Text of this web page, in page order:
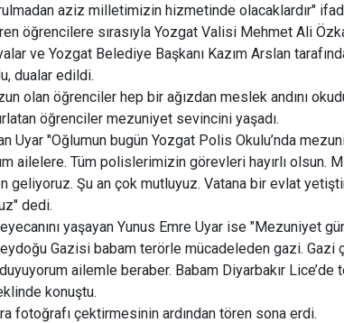
aziz milletimizin hizmetinde olacaklardır"
öğrencilere sırasıyla Yozgat Valisi Mehmet Ali
ve Yozgat Belediye Başkanı Kazım Arslan
dualar edildi.
olan öğrenciler hep bir ağızdan meslek andını
öğrenciler mezuniyet sevincini yaşadı.
Uyar "Oğlumun bugün Yozgat Polis Okulu’nda
ailelere. Tüm polislerimizin görevleri hayırlı olsun.
geliyoruz. Şu an çok mutluyuz. Vatana bir evlat
dedi.
yaşayan Yunus Emre Uyar ise "Mezuniyet
Gazisi babam terörle mücadeleden gazi.
ailemle beraber. Babam Diyarbakır Lice’de
konuştu.
fotoğrafı çektirmesinin ardından tören sona erdi.